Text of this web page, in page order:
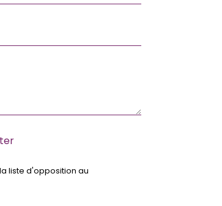
liste d'opposition au